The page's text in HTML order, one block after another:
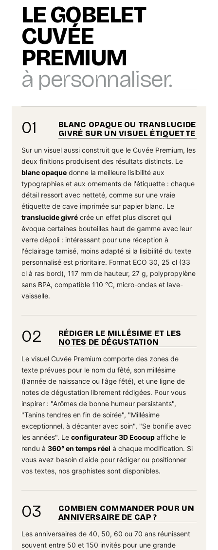
LE GOBELET
CUVÉE
PREMIUM
à personnaliser.
01
BLANC OPAQUE OU TRANSLUCIDE
GIVRÉ SUR UN VISUEL ÉTIQUETTE
Sur un visuel aussi construit que le Cuvée Premium, les
deux finitions produisent des résultats distincts. Le
blanc opaque donne la meilleure lisibilité aux
typographies et aux ornements de l'étiquette : chaque
détail ressort avec netteté, comme sur une vraie
étiquette de cave imprimée sur papier blanc. Le
translucide givré crée un effet plus discret qui
évoque certaines bouteilles haut de gamme avec leur
verre dépoli : intéressant pour une réception à
l'éclairage tamisé, moins adapté si la lisibilité du texte
personnalisé est prioritaire. Format ECO 30, 25 cl (33
cl à ras bord), 117 mm de hauteur, 27 g, polypropylène
sans BPA, compatible 110 °C, micro-ondes et lave-
vaisselle.
02
RÉDIGER LE MILLÉSIME ET LES
NOTES DE DÉGUSTATION
Le visuel Cuvée Premium comporte des zones de
texte prévues pour le nom du fêté, son millésime
(l'année de naissance ou l'âge fêté), et une ligne de
notes de dégustation librement rédigées. Pour vous
inspirer : "Arômes de bonne humeur persistants",
"Tanins tendres en fin de soirée", "Millésime
exceptionnel, à décanter avec soin", "Se bonifie avec
les années". Le configurateur 3D Ecocup affiche le
rendu à 360° en temps réel à chaque modification. Si
vous avez besoin d'aide pour rédiger ou positionner
vos textes, nos graphistes sont disponibles.
03
COMBIEN COMMANDER POUR UN
ANNIVERSAIRE DE CAP ?
Les anniversaires de 40, 50, 60 ou 70 ans réunissent
souvent entre 50 et 150 invités pour une grande